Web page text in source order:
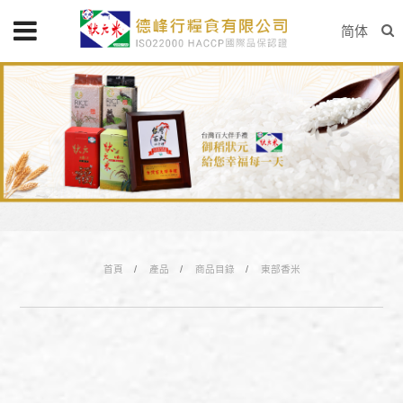
简体
首頁 產品 商品目錄 東部香米